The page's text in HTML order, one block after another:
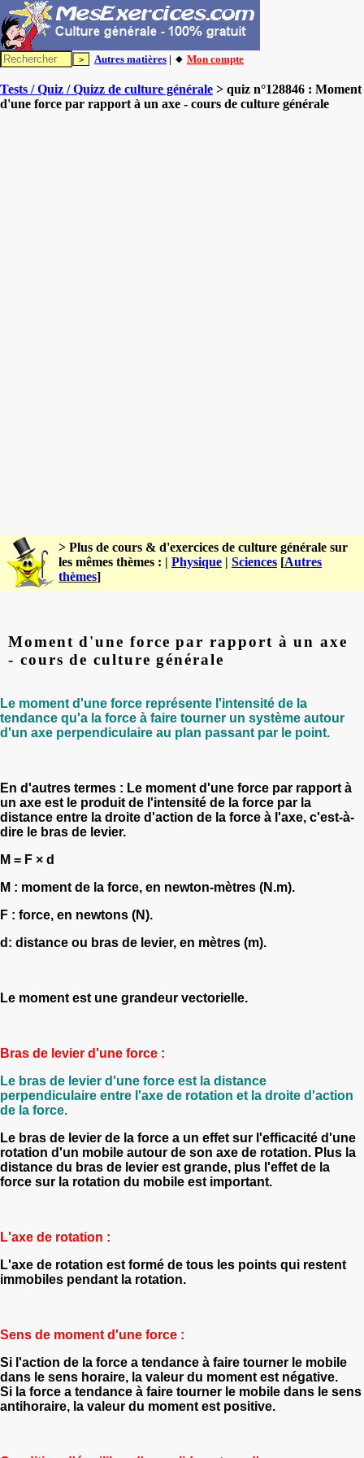
Autres matières | 🔸 Mon compte
Tests / Quiz / Quizz de culture générale > quiz n°128846 : Moment
d'une force par rapport à un axe - cours de culture générale
> Plus de cours & d'exercices de culture générale sur
les mêmes thèmes : | Physique | Sciences [Autres
thèmes]
Moment d'une force par rapport à un axe
- cours de culture générale
Le moment d'une force représente l'intensité de la
tendance qu'a la force à faire tourner un système autour
d'un axe perpendiculaire au plan passant par le point.
En d'autres termes : Le moment d'une force par rapport à
un axe est le produit de l'intensité de la force par la
distance entre la droite d'action de la force à l'axe, c'est-à-
dire le bras de levier.
M = F × d
M : moment de la force, en newton-mètres (N.m).
F : force, en newtons (N).
d: distance ou bras de levier, en mètres (m).
Le moment est une grandeur vectorielle.
Bras de levier d'une force :
Le bras de levier d'une force est la distance
perpendiculaire entre l'axe de rotation et la droite d'action
de la force.
Le bras de levier de la force a un effet sur l'efficacité d'une
rotation d'un mobile autour de son axe de rotation. Plus la
distance du bras de levier est grande, plus l'effet de la
force sur la rotation du mobile est important.
L'axe de rotation :
L'axe de rotation est formé de tous les points qui restent
immobiles pendant la rotation.
Sens de moment d'une force :
Si l'action de la force a tendance à faire tourner le mobile
dans le sens horaire, la valeur du moment est négative.
Si la force a tendance à faire tourner le mobile dans le sens
antihoraire, la valeur du moment est positive.